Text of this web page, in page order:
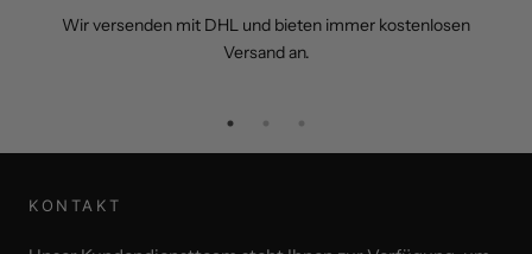
Wir versenden mit DHL und bieten immer kostenlosen
Versand an.
KONTAKT